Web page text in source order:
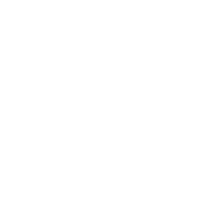
von Materialeinsatz, Energieverbrauch und Produktionszeit
Daten lassen sich potenzielle Ausfälle von Maschinen frühzeitig
analysiert werden. Künstliche Intelligenz und maschinelles
zu optimieren und die Produktqualität zu sichern, sondern
Prozessdatenerfassung investieren, schaffen sich einen
mächtiges Tool, das Ihnen helfen kann, Ihre Ziele zu erreichen.
erfolgreichen Strategie.